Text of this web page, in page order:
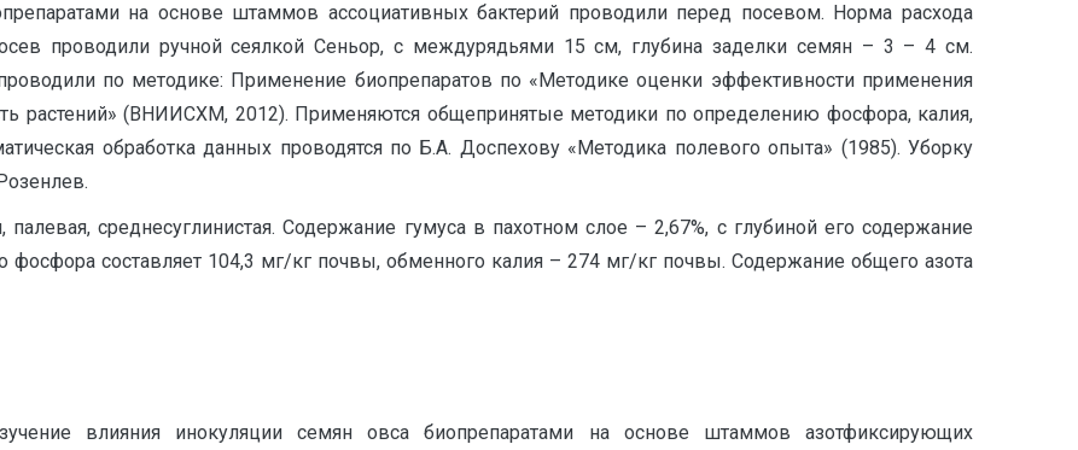
на основе штаммов ассоциативных бактерий проводили перед посевом. Норма расхода
проводили ручной сеялкой Сеньор, с междурядьями 15 см, глубина заделки семян – 3 – 4 см.
по методике: Применение биопрепаратов по «Методике оценки эффективности применения
растений» (ВНИИСХМ, 2012). Применяются общепринятые методики по определению фосфора, калия,
обработка данных проводятся по Б.А. Доспехову «Методика полевого опыта» (1985). Уборку
среднесуглинистая. Содержание гумуса в пахотном слое – 2,67%, с глубиной его содержание
составляет 104,3 мг/кг почвы, обменного калия – 274 мг/кг почвы. Содержание общего азота
влияния инокуляции семян овса биопрепаратами на основе штаммов азотфиксирующих